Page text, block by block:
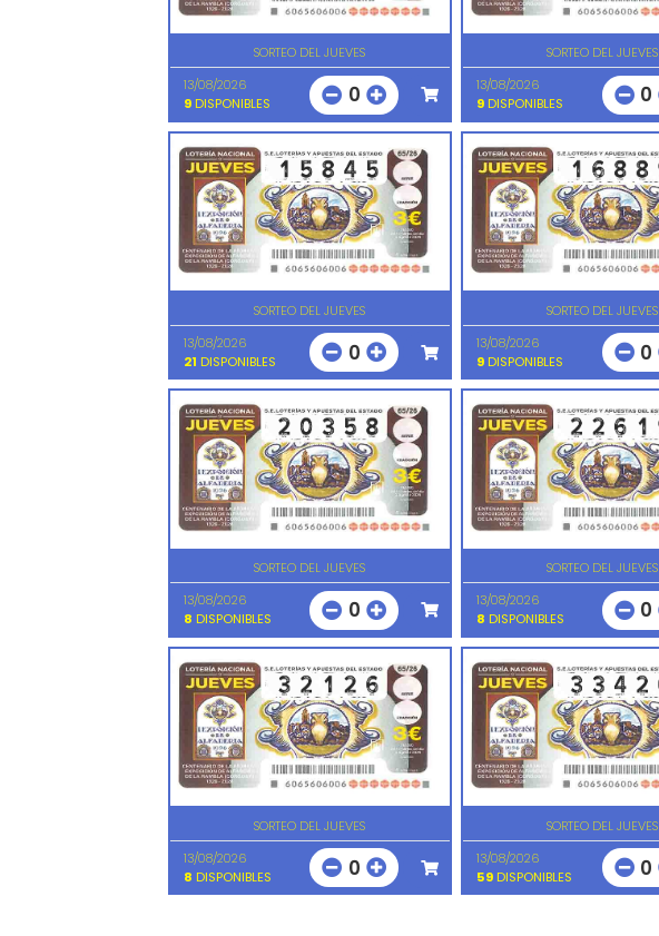
SORTEO DEL JUEVES
13/08/2026
9 DISPONIBLES 0
SORTEO DEL JUEVES
13/08/2026
9DISPONIBLES 0
SORTEO DEL JUEVES
13/08/2026
21 DISPONIBLES 0
SORTEO DEL JUEVES
13/08/2026
9DISPONIBLES 0
SORTEO DEL JUEVES
13/08/2026
8 DISPONIBLES 0
SORTEO DEL JUEVES
13/08/2026
8 DISPONIBLES 0
SORTEO DEL JUEVES
13/08/2026
8 DISPONIBLES 0
SORTEO DEL JUEVES
13/08/2026
59DISPONIBLES 0